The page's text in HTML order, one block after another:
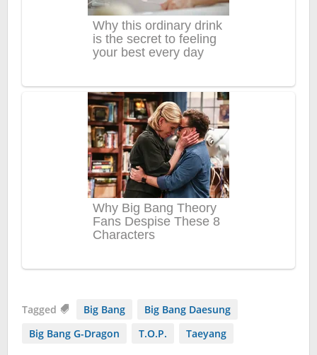
Tagged Big Bang
Big Bang Daesung
Big Bang G-Dragon
T.O.P. Taeyang